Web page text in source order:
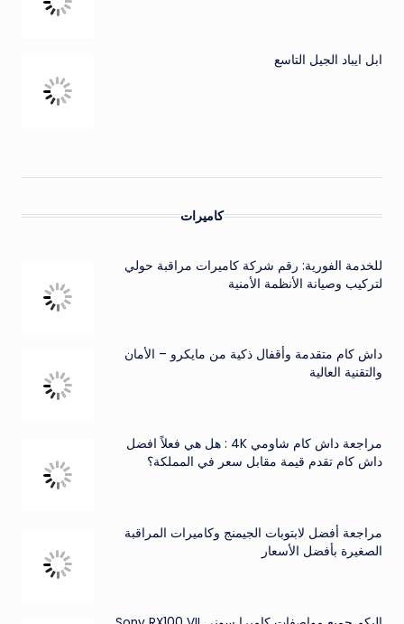
ابل ايباد الجيل التاسع
كاميرات
للخدمة الفورية: رقم شركة كاميرات مراقبة حولي
لتركيب وصيانة الأنظمة الأمنية
داش كام متقدمة وأقفال ذكية من مايكرو – الأمان
والتقنية العالية
مراجعة داش كام شاومي 4K : هل هي فعلاً افضل
داش كام تقدم قيمة مقابل سعر في المملكة؟
مراجعة أفضل لابتوبات الجيمنج وكاميرات المراقبة
الصغيرة بأفضل الأسعار